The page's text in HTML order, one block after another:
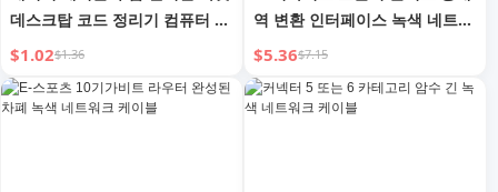
데스크탑 코드 정리기 컴퓨터 케
이블 벨크로 케이블 타이 와이어
네트워크 케이블 케이블 홀더
$1.02$1.36
역 변환 인터페이스 녹색 네트워
크 케이블
$5.36$7.15